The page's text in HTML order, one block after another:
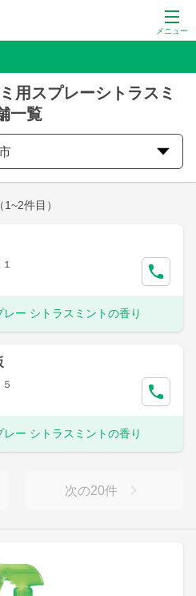
メニュー
用スプレーシトラスミ
一覧
（1~2件目）
ー シトラスミントの香り
ー シトラスミントの香り
次の20件